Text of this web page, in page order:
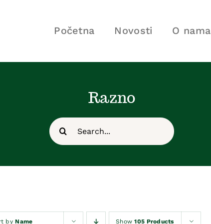
Početna Novosti O nama
Razno
Search
for:
byName Show105 Products